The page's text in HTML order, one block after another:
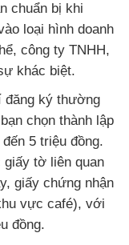
chuẩn bị khi
loại hình doanh
công ty TNHH,
khác biệt.
đăng ký thường
chọn thành lập
5 triệu đồng.
giấy tờ liên quan
giấy chứng nhận
vực café), với
đồng.